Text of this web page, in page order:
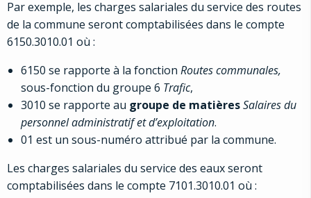
Par exemple, les charges salariales du service des routes
de la commune seront comptabilisées dans le compte
6150.3010.01 où :
6150 se rapporte à la fonction Routes communales,
sous-fonction du groupe 6 Trafic,
3010 se rapporte au groupe de matièresSalaires du
personnel administratif et d’exploitation.
01 est un sous-numéro attribué par la commune.
Les charges salariales du service des eaux seront
comptabilisées dans le compte 7101.3010.01 où :